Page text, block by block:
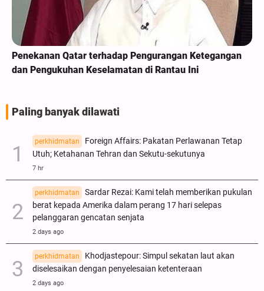
Penekanan Qatar terhadap Pengurangan Ketegangan
dan Pengukuhan Keselamatan di Rantau Ini
Paling banyak dilawati
perkhidmatan
Foreign Affairs: Pakatan Perlawanan Tetap
Utuh; Ketahanan Tehran dan Sekutu-sekutunya
7 hr
perkhidmatan
Sardar Rezai: Kami telah memberikan pukulan
berat kepada Amerika dalam perang 17 hari selepas
pelanggaran gencatan senjata
2 days ago
perkhidmatan
Khodjastepour: Simpul sekatan laut akan
diselesaikan dengan penyelesaian ketenteraan
2 days ago